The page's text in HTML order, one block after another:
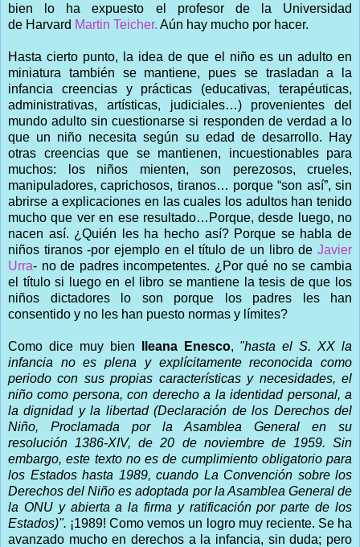
bien lo ha expuesto el profesor de la Universidad
de Harvard Martin Teicher. Aún hay mucho por hacer.
Hasta cierto punto, la idea de que el niño es un adulto en
miniatura también se mantiene, pues se trasladan a la
infancia creencias y prácticas (educativas, terapéuticas,
administrativas, artísticas, judiciales…) provenientes del
mundo adulto sin cuestionarse si responden de verdad a lo
que un niño necesita según su edad de desarrollo. Hay
otras creencias que se mantienen, incuestionables para
muchos: los niños mienten, son perezosos, crueles,
manipuladores, caprichosos, tiranos… porque “son así”, sin
abrirse a explicaciones en las cuales los adultos han tenido
mucho que ver en ese resultado…Porque, desde luego, no
nacen así. ¿Quién les ha hecho así? Porque se habla de
niños tiranos -por ejemplo en el título de un libro de Javier
Urra- no de padres incompetentes. ¿Por qué no se cambia
el título si luego en el libro se mantiene la tesis de que los
niños dictadores lo son porque los padres les han
consentido y no les han puesto normas y límites?
Como dice muy bien Ileana Enesco, "hasta el S. XX la
infancia no es plena y explícitamente reconocida como
periodo con sus propias características y necesidades, el
niño como persona, con derecho a la identidad personal, a
la dignidad y la libertad (Declaración de los Derechos del
Niño, Proclamada por la Asamblea General en su
resolución 1386-XIV, de 20 de noviembre de 1959. Sin
embargo, este texto no es de cumplimiento obligatorio para
los Estados hasta 1989, cuando La Convención sobre los
Derechos del Niño es adoptada por la Asamblea General de
la ONU y abierta a la firma y ratificación por parte de los
Estados)". ¡1989! Como vemos un logro muy reciente. Se ha
avanzado mucho en derechos a la infancia, sin duda; pero